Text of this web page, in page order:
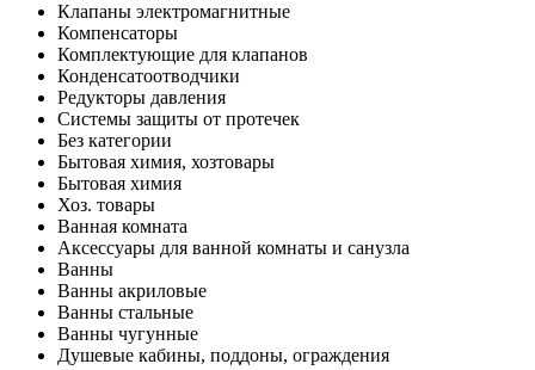
Клапаны электромагнитные
Компенсаторы
Комплектующие для клапанов
Конденсатоотводчики
Редукторы давления
Системы защиты от протечек
Без категории
Бытовая химия, хозтовары
Бытовая химия
Хоз. товары
Ванная комната
Аксессуары для ванной комнаты и санузла
Ванны
Ванны акриловые
Ванны стальные
Ванны чугунные
Душевые кабины, поддоны, ограждения